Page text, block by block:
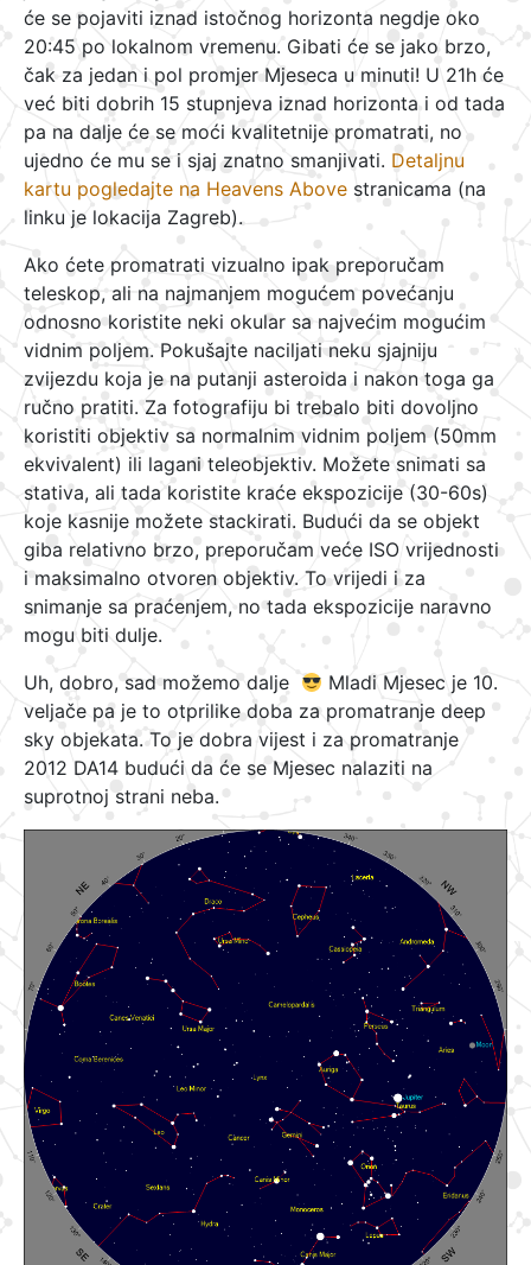
će se pojaviti iznad istočnog horizonta negdje oko
20:45 po lokalnom vremenu. Gibati će se jako brzo,
čak za jedan i pol promjer Mjeseca u minuti! U 21h će
već biti dobrih 15 stupnjeva iznad horizonta i od tada
pa na dalje će se moći kvalitetnije promatrati, no
ujedno će mu se i sjaj znatno smanjivati. Detaljnu
kartu pogledajte na Heavens Above stranicama (na
linku je lokacija Zagreb).
Ako ćete promatrati vizualno ipak preporučam
teleskop, ali na najmanjem mogućem povećanju
odnosno koristite neki okular sa najvećim mogućim
vidnim poljem. Pokušajte naciljati neku sjajniju
zvijezdu koja je na putanji asteroida i nakon toga ga
ručno pratiti. Za fotografiju bi trebalo biti dovoljno
koristiti objektiv sa normalnim vidnim poljem (50mm
ekvivalent) ili lagani teleobjektiv. Možete snimati sa
stativa, ali tada koristite kraće ekspozicije (30-60s)
koje kasnije možete stackirati. Budući da se objekt
giba relativno brzo, preporučam veće ISO vrijednosti
i maksimalno otvoren objektiv. To vrijedi i za
snimanje sa praćenjem, no tada ekspozicije naravno
mogu biti dulje.
Uh, dobro, sad možemo dalje
Mladi Mjesec je 10.
veljače pa je to otprilike doba za promatranje deep
sky objekata. To je dobra vijest i za promatranje
2012 DA14 budući da će se Mjesec nalaziti na
suprotnoj strani neba.